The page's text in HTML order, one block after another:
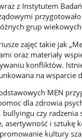
z Instytutem
grup
zajęć takie jak
oraz materiały
konfliktów.
na wsparcie
MEN
dla zdrowia
czy radzenia
asertywność i sztukę
kultury